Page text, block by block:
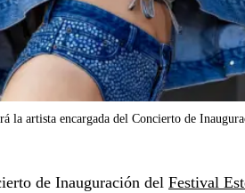
la artista encargada del Concierto de
de Inauguración del Festival